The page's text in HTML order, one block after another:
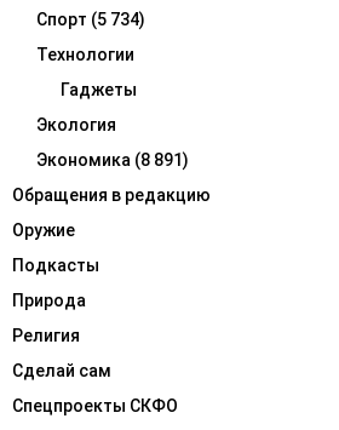
Спорт (5 734)
Технологии
Гаджеты
Экология
Экономика (8 891)
Обращения в редакцию
Оружие
Подкасты
Природа
Религия
Сделай сам
Спецпроекты СКФО